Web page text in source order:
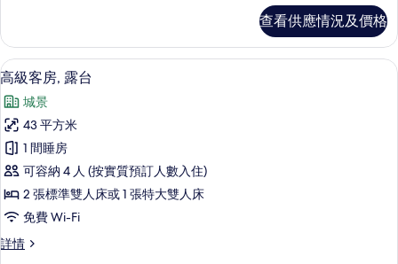
(Downtown
View)
的
相
片
露
台
(Downtown
詳
情
查看供應情況及價格
載
入
所
有
高
級
客
房,
露
高級寢具、特厚豪華床墊、迷你吧、
8
高級客房, 露台
城景
43 平方米
1 間睡房
可容納 4 人 (按實質預訂人數入住)
2 張標準雙人床或 1 張特大雙人床
免費 Wi-Fi
詳情
高